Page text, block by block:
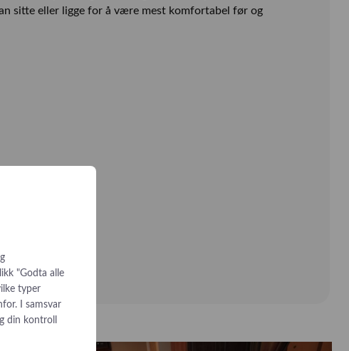
sitte eller ligge for å være mest komfortabel før og
"Godta alle
typer
I samsvar
din kontroll